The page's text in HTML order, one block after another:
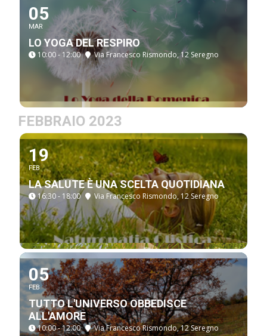
05
MAR
LO YOGA DEL RESPIRO
10:00 - 12:00 Via Francesco Rismondo, 12 Seregno
FEBBRAIO 2023
19
FEB
LA SALUTE È UNA SCELTA QUOTIDIANA
16:30 - 18:00 Via Francesco Rismondo, 12 Seregno
05
FEB
TUTTO L'UNIVERSO OBBEDISCE
ALL'AMORE
10:00 - 12:00 Via Francesco Rismondo, 12 Seregno